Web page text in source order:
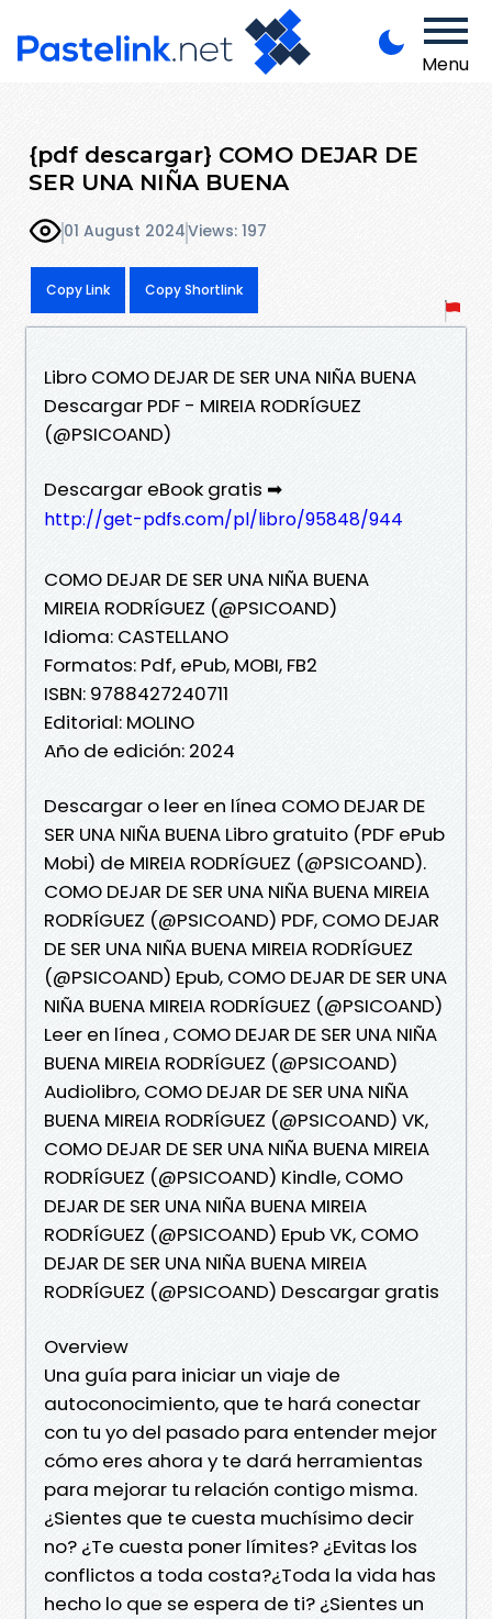
Menu
{pdf descargar} COMO DEJAR DE
SER UNA NIÑA BUENA
01 August 2024Views: 197
Copy Link Copy Shortlink
Libro COMO DEJAR DE SER UNA NIÑA BUENA
Descargar PDF - MIREIA RODRÍGUEZ
(@PSICOAND)
Descargar eBook gratis ➡
http://get-pdfs.com/pl/libro/95848/944
COMO DEJAR DE SER UNA NIÑA BUENA
MIREIA RODRÍGUEZ (@PSICOAND)
Idioma: CASTELLANO
Formatos: Pdf, ePub, MOBI, FB2
ISBN: 9788427240711
Editorial: MOLINO
Año de edición: 2024
Descargar o leer en línea COMO DEJAR DE
SER UNA NIÑA BUENA Libro gratuito (PDF ePub
Mobi) de MIREIA RODRÍGUEZ (@PSICOAND).
COMO DEJAR DE SER UNA NIÑA BUENA MIREIA
RODRÍGUEZ (@PSICOAND) PDF, COMO DEJAR
DE SER UNA NIÑA BUENA MIREIA RODRÍGUEZ
(@PSICOAND) Epub, COMO DEJAR DE SER UNA
NIÑA BUENA MIREIA RODRÍGUEZ (@PSICOAND)
Leer en línea , COMO DEJAR DE SER UNA NIÑA
BUENA MIREIA RODRÍGUEZ (@PSICOAND)
Audiolibro, COMO DEJAR DE SER UNA NIÑA
BUENA MIREIA RODRÍGUEZ (@PSICOAND) VK,
COMO DEJAR DE SER UNA NIÑA BUENA MIREIA
RODRÍGUEZ (@PSICOAND) Kindle, COMO
DEJAR DE SER UNA NIÑA BUENA MIREIA
RODRÍGUEZ (@PSICOAND) Epub VK, COMO
DEJAR DE SER UNA NIÑA BUENA MIREIA
RODRÍGUEZ (@PSICOAND) Descargar gratis
Overview
Una guía para iniciar un viaje de
autoconocimiento, que te hará conectar
con tu yo del pasado para entender mejor
cómo eres ahora y te dará herramientas
para mejorar tu relación contigo misma.
¿Sientes que te cuesta muchísimo decir
no? ¿Te cuesta poner límites? ¿Evitas los
conflictos a toda costa?¿Toda la vida has
hecho lo que se espera de ti? ¿Sientes un